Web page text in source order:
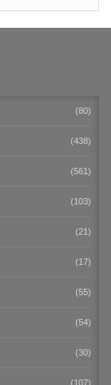
(80)
(438)
(561)
(103)
(21)
(17)
(55)
(54)
(30)
(107)